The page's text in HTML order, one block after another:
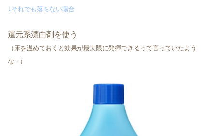
↓ それでも落ちない場合
還元系漂白剤を使う
（床を温めておくと効果が最大限に発揮できるって言っていたよう
な...）